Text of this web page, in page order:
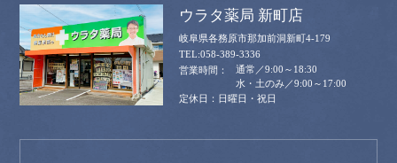
ウラタ薬局 新町店
岐阜県各務原市那加前洞新町4-179
058-389-3336
通常／9:00～18:30
水・土のみ／9:00～17:00
日曜日・祝日